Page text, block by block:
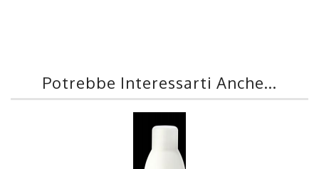
Potrebbe Interessarti Anche...